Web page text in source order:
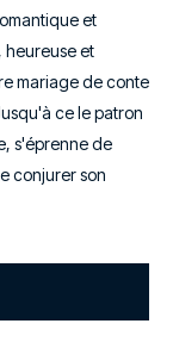
et
heureuse et
mariage de conte
ce le patron
s'éprenne de
conjurer son